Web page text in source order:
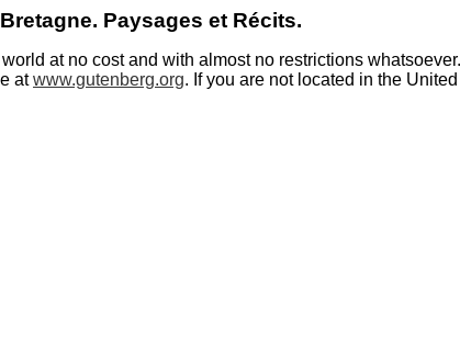
Paysages et Récits.
at no cost and with almost no restrictions
atwww.gutenberg.org. If you are not located in the